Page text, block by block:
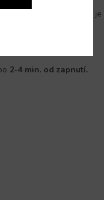
je
2-4 min. od zapnutí.